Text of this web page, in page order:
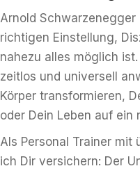
Arnold
richtigen Einstellung,
nahezu alles möglich
zeitlos und universell
Körper transformieren,
oder Dein Leben auf ein
Als Personal Trainer mit
ich Dir versichern: Der